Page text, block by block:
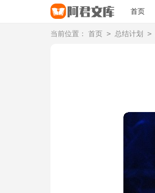
首页
当前位置： 首页 > 总结计划 >